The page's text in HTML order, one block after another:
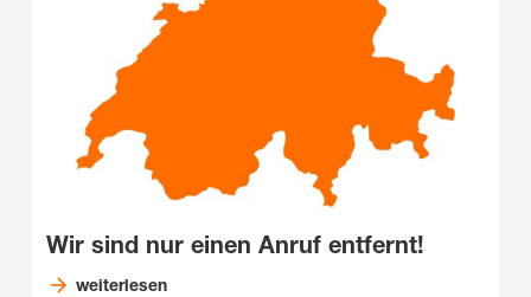
Wir sind nur einen Anruf entfernt!
weiterlesen